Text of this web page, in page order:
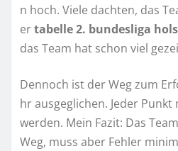
n hoch. Viele dachten, das
ertabelle 2. bundesliga
das Team hat schon viel
Dennoch ist der Weg zum
hr ausgeglichen. Jeder
werden. Mein Fazit: Das
Weg, muss aber Fehler